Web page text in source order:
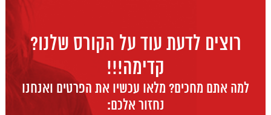
רוצים לדעת עוד על הקורס שלנו?
קדימה!!!
למה אתם מחכים? מלאו עכשיו את הפרטים ואנחנו
נחזור אלכם: